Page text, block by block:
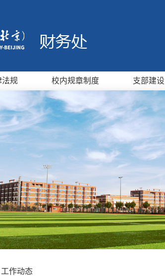
法规 校内规章制度 支部建设
工作动态